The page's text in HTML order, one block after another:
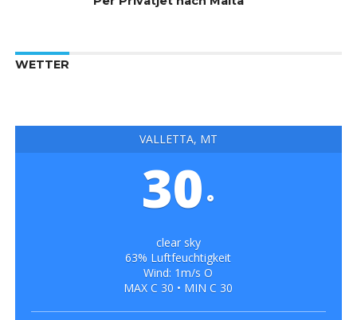
WETTER
VALLETTA, MT
30 °
clear sky
63% Luftfeuchtigkeit
Wind: 1m/s O
MAX C 30 • MIN C 30